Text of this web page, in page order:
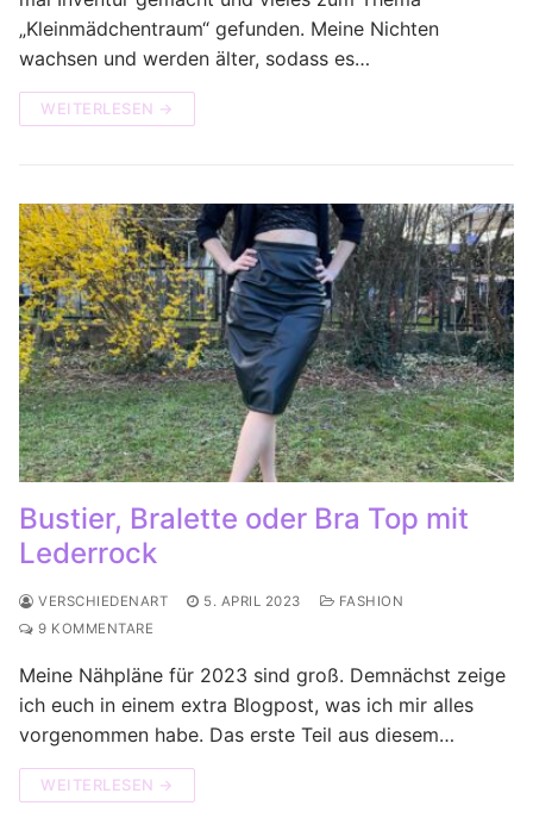
„Kleinmädchentraum“ gefunden. Meine Nichten
wachsen und werden älter, sodass es…
WEITERLESEN →
Bustier, Bralette oder Bra Top mit
Lederrock
VERSCHIEDENART 5. APRIL 2023
FASHION
9 KOMMENTARE
Meine Nähpläne für 2023 sind groß. Demnächst zeige
ich euch in einem extra Blogpost, was ich mir alles
vorgenommen habe. Das erste Teil aus diesem…
WEITERLESEN →